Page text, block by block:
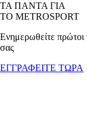
ΤΑ ΠΑΝΤΑ ΓΙΑ
ΤΟ METROSPORT
Ενημερωθείτε πρώτοι
σας
ΕΓΓΡΑΦΕΙΤΕ ΤΩΡΑ